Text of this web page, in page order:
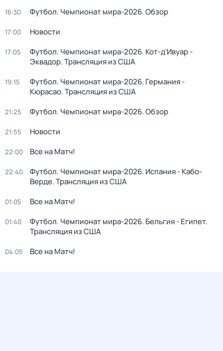
16:30 Футбол. Чемпионат мира-2026. Обзор
17:00 Новости
17:05
Футбол. Чемпионат мира-2026. Кот-д'Ивуар -
Эквадор. Трансляция из США
19:15
Футбол. Чемпионат мира-2026. Германия -
Кюрасао. Трансляция из США
21:25 Футбол. Чемпионат мира-2026. Обзор
21:55 Новости
22:00 Все на Матч!
22:40
Футбол. Чемпионат мира-2026. Испания - Кабо-
Верде. Трансляция из США
01:05 Все на Матч!
01:40
Футбол. Чемпионат мира-2026. Бельгия - Египет.
Трансляция из США
04:05 Все на Матч!